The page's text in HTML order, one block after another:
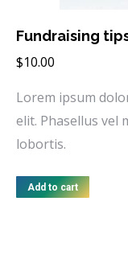
Fundraising
$10.00
Lorem ipsum
elit. Phasellus vel
lobortis.
Add to cart